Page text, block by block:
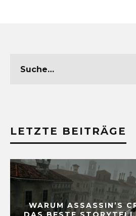
LETZTE BEITRÄGE
WARUM ASSASSIN’S